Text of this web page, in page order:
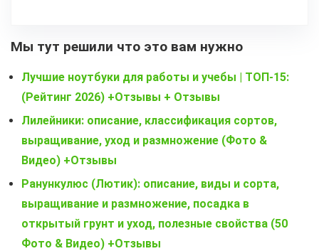
Мы тут решили что это вам нужно
Лучшие ноутбуки для работы и учебы | ТОП-15:
(Рейтинг 2026) +Отзывы + Отзывы
Лилейники: описание, классификация сортов,
выращивание, уход и размножение (Фото &
Видео) +Отзывы
Ранункулюс (Лютик): описание, виды и сорта,
выращивание и размножение, посадка в
открытый грунт и уход, полезные свойства (50
Фото & Видео) +Отзывы